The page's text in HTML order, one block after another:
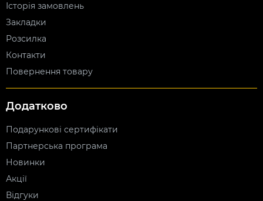
Історія замовлень
Закладки
Розсилка
Контакти
Повернення товару
Додатково
Подарункові сертифікати
Партнерська програма
Новинки
Акції
Відгуки